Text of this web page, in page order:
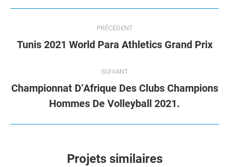
de
commentaire
PRÉCÉDENT
Onglet
Tunis 2021 World Para Athletics Grand Prix
SUIVANT
Projets
similaires
Championnat D’Afrique Des Clubs Champions
Hommes De Volleyball 2021.
Projets similaires